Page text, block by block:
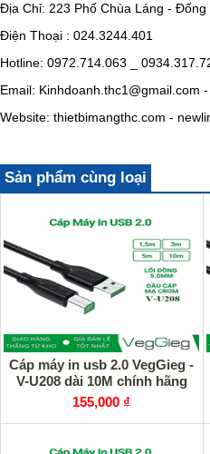
Địa Chỉ: 223 Phố Chùa Láng -
Điện Thoại : 024.3244.401
Hotline: 0972.714.063 _
Email: Kinhdoanh.thc1@gmail.com
Website: thietbimangthc.com -
Sản phẩm cùng loại
Cáp máy in usb 2.0 VegGieg -
V-U208 dài 10M chính hãng
155,000 ₫